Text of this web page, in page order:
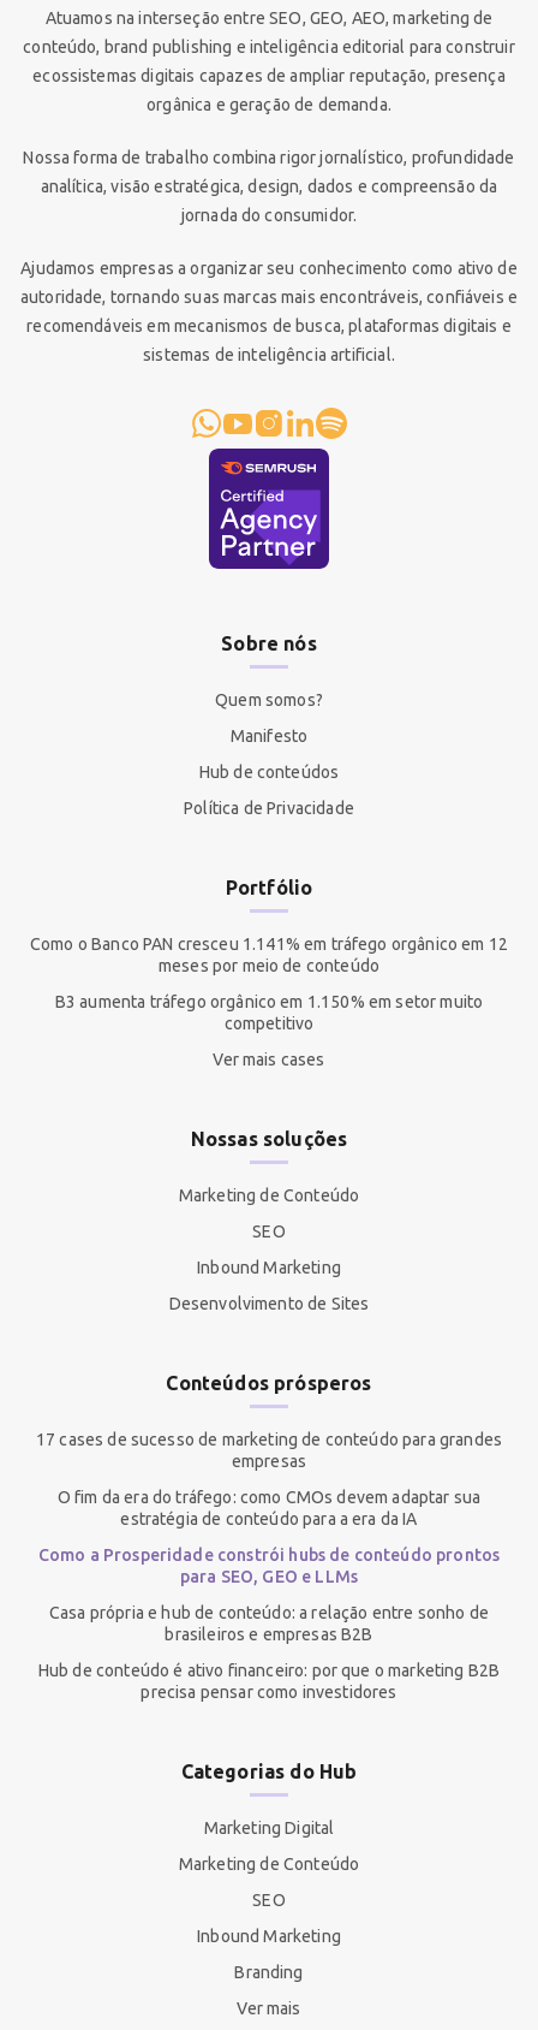
Atuamos na interseção entre SEO, GEO, AEO, marketing de
conteúdo, brand publishing e inteligência editorial para construir
ecossistemas digitais capazes de ampliar reputação, presença
orgânica e geração de demanda.
Nossa forma de trabalho combina rigor jornalístico, profundidade
analítica, visão estratégica, design, dados e compreensão da
jornada do consumidor.
Ajudamos empresas a organizar seu conhecimento como ativo de
autoridade, tornando suas marcas mais encontráveis, confiáveis e
recomendáveis em mecanismos de busca, plataformas digitais e
sistemas de inteligência artificial.
Sobre nós
Quem somos?
Manifesto
Hub de conteúdos
Política de Privacidade
Portfólio
Como o Banco PAN cresceu 1.141% em tráfego orgânico em 12
meses por meio de conteúdo
B3 aumenta tráfego orgânico em 1.150% em setor muito
competitivo
Ver mais cases
Nossas soluções
Marketing de Conteúdo
SEO
Inbound Marketing
Desenvolvimento de Sites
Conteúdos prósperos
17 cases de sucesso de marketing de conteúdo para grandes
empresas
O fim da era do tráfego: como CMOs devem adaptar sua
estratégia de conteúdo para a era da IA
Como a Prosperidade constrói hubs de conteúdo prontos
para SEO, GEO e LLMs
Casa própria e hub de conteúdo: a relação entre sonho de
brasileiros e empresas B2B
Hub de conteúdo é ativo financeiro: por que o marketing B2B
precisa pensar como investidores
Categorias do Hub
Marketing Digital
Marketing de Conteúdo
SEO
Inbound Marketing
Branding
Ver mais